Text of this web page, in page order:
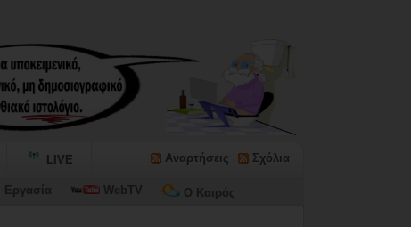
LIVE Αναρτήσεις Σχόλια
Εργασία WebTV Ο Καιρός